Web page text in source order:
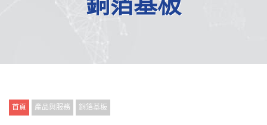
首頁 產品與服務 銅箔基板